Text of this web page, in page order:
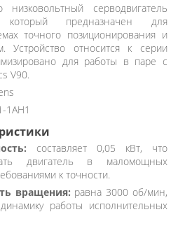
низковольтный серводвигатель
который предназначен для
точного позиционирования и
Устройство относится к серии
для работы в паре с
V90.
1AH1
составляет 0,05 кВт, что
двигатель в маломощных
к точности.
вращения: равна 3000 об/мин,
работы исполнительных